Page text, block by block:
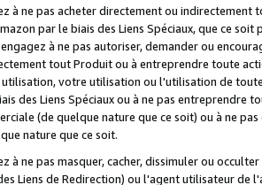
à ne pas acheter directement ou
par le biais des Liens Spéciaux, que ce
à ne pas autoriser, demander ou
tout Produit ou à entreprendre toute
votre utilisation ou l'utilisation de
des Liens Spéciaux ou à ne pas entreprendre
(de quelque nature que ce soit) ou à ne
nature que ce soit.
à ne pas masquer, cacher, dissimuler ou
Liens de Redirection) ou l'agent utilisateur